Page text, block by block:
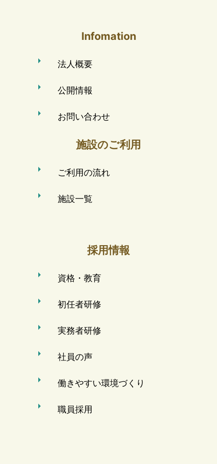
Infomation
法人概要
公開情報
お問い合わせ
施設のご利用
ご利用の流れ
施設一覧
採用情報
資格・教育
初任者研修
実務者研修
社員の声
働きやすい環境づくり
職員採用